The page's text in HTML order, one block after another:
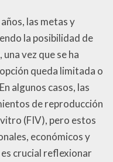
las metas y
la posibilidad de
vez que se ha
queda limitada o
algunos casos, las
de reproducción
(FIV), pero estos
económicos y
crucial reflexionar